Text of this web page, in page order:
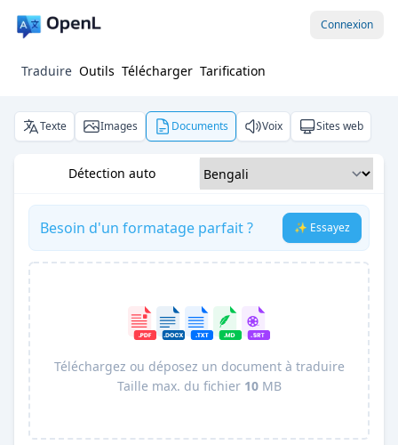
Connexion
Traduire Outils Télécharger Tarification
Texte Images Documents Voix Sites web
Détection auto
Besoin d'un formatage parfait ? ✨ Essayez
Téléchargez ou déposez un document à traduire
Taille max. du fichier 10MB